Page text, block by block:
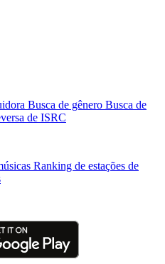
Busca de gênero Busca de
de ISRC
Ranking de estações de